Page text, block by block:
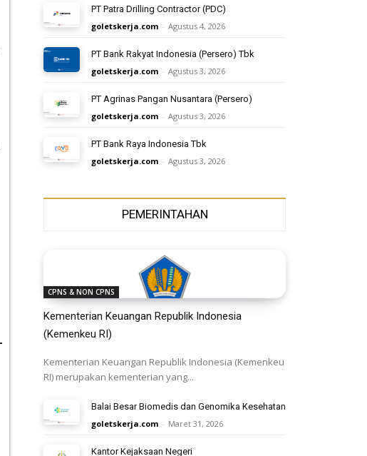
PT Patra Drilling Contractor (PDC)
goletskerja.com - Agustus 4, 2026
PT Bank Rakyat Indonesia (Persero) Tbk
goletskerja.com - Agustus 3, 2026
PT Agrinas Pangan Nusantara (Persero)
goletskerja.com - Agustus 3, 2026
PT Bank Raya Indonesia Tbk
goletskerja.com - Agustus 3, 2026
PEMERINTAHAN
CPNS & NON CPNS
Kementerian Keuangan Republik Indonesia
(Kemenkeu RI)
Kementerian Keuangan Republik Indonesia (Kemenkeu
RI) merupakan kementerian yang...
Balai Besar Biomedis dan Genomika Kesehatan
goletskerja.com - Maret 31, 2026
Kantor Kejaksaan Negeri